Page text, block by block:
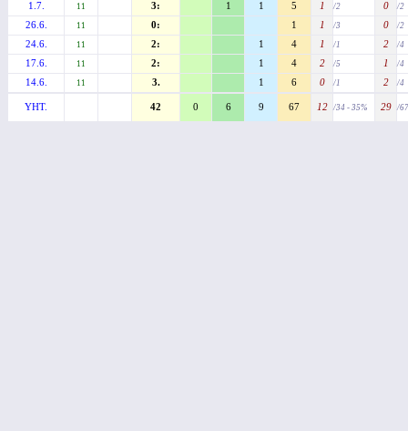
1.7. 11 3: 1 1 5 1 /2 0 /2
26.6. 11 0: 1 1 /3 0 /2
24.6. 11 2: 1 4 1 /1 2 /4
17.6. 11 2: 1 4 2 /5 1 /4
14.6. 11 3. 1 6 0 /1 2 /4
YHT. 42 0 6 9 67 12 /34 - 35% 29 /